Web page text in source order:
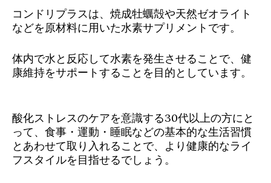
コンドリプラスは、焼成牡蠣殻や天然ゼオライト
などを原材料に用いた水素サプリメントです。
体内で水と反応して水素を発生させることで、健
康維持をサポートすることを目的としています。
酸化ストレスのケアを意識する30代以上の方にと
って、食事・運動・睡眠などの基本的な生活習慣
とあわせて取り入れることで、より健康的なライ
フスタイルを目指せるでしょう。